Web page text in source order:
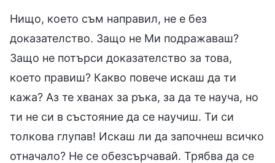
Нищо, което съм направил, не е без
доказателство. Защо не Ми подражаваш?
Защо не потърси доказателство за това,
което правиш? Какво повече искаш да ти
кажа? Аз те хванах за ръка, за да те науча, но
ти не си в състояние да се научиш. Ти си
толкова глупав! Искаш ли да започнеш всичко
отначало? Не се обезсърчавай. Трябва да се